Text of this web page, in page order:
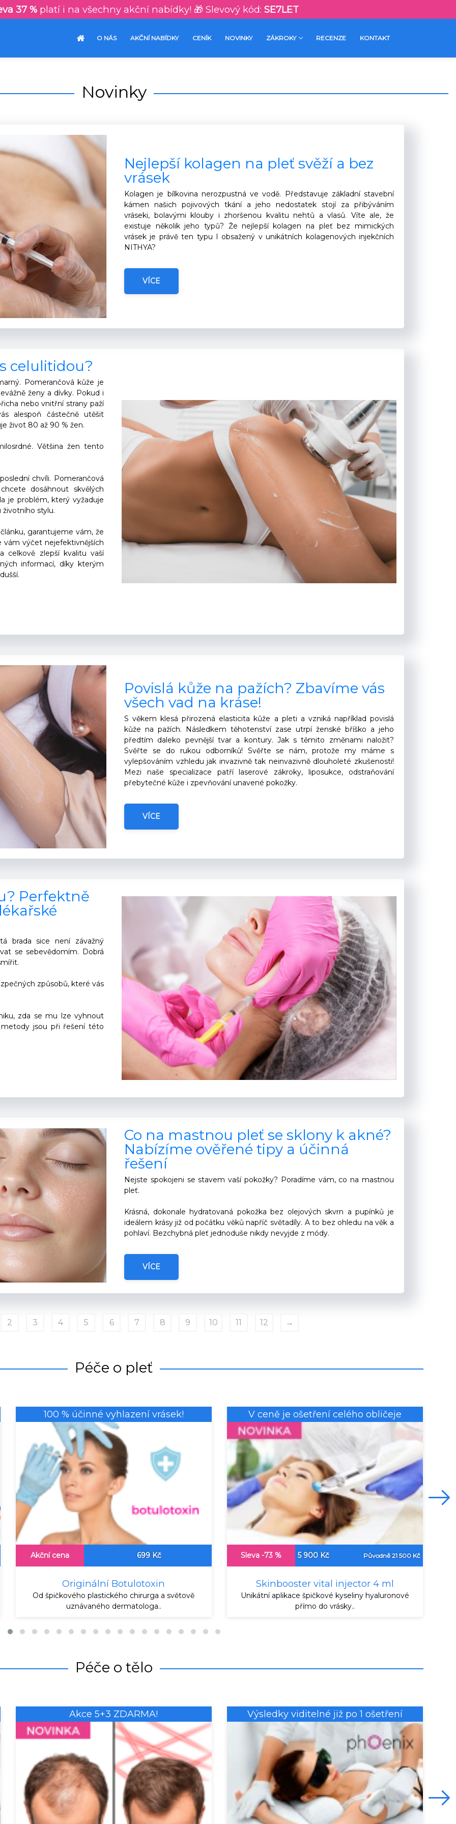
37 % platí i na všechny akční nabídky! 🎁 Slevový kód: SE7LET
O NÁS AKČNÍ NABÍDKY CENÍK NOVINKY ZÁKROKY RECENZE KONTAKT
Novinky
Nejlepší kolagen na pleť svěží a bez
vrásek
Kolagen je bílkovina nerozpustná ve vodě. Představuje základní stavební
kámen našich pojivových tkání a jeho nedostatek stojí za přibýváním
vráseki, bolavými klouby i zhoršenou kvalitu nehtů a vlasů. Víte ale, že
existuje několik jeho typů? Že nejlepší kolagen na pleť bez mimických
vrásek je právě ten typu I obsažený v unikátních kolagenových injekčních
NITHYA?
VÍCE
celulitidou?
Pomerančová kůže je
ženy a dívky. Pokud i
nebo vnitřní strany paží
alespoň částečně utěšit
život 80 až 90 % žen.
Většina žen tento
chvíli. Pomerančová
dosáhnout skvělých
je problém, který vyžaduje
stylu.
garantujeme vám, že
vám výčet nejefektivnějších
celkově zlepší kvalitu vaší
informací, díky kterým
Povislá kůže na pažích? Zbavíme vás
všech vad na kráse!
S věkem klesá přirozená elasticita kůže a pleti a vzniká například povislá
kůže na pažích. Následkem těhotenství zase utrpí ženské bříško a jeho
předtím daleko pevnější tvar a kontury. Jak s těmito změnami naložit?
Svěřte se do rukou odborníků! Svěřte se nám, protože my máme s
vylepšováním vzhledu jak invazivně tak neinvazivně dlouholeté zkušenosti!
Mezi naše specializace patří laserové zákroky, liposukce, odstraňování
přebytečné kůže i zpevňování unavené pokožky.
VÍCE
Perfektně
brada sice není závažný
se sebevědomím. Dobrá
způsobů, které vás
zda se mu lze vyhnout
jsou při řešení této
Co na mastnou pleť se sklony k akné?
Nabízíme ověřené tipy a účinná
řešení
Nejste spokojeni se stavem vaší pokožky? Poradíme vám, co na mastnou
pleť.
Krásná, dokonale hydratovaná pokožka bez olejových skvrn a pupínků je
ideálem krásy již od počátku věků napříč světadíly. A to bez ohledu na věk a
pohlaví. Bezchybná pleť jednoduše nikdy nevyjde z módy.
VÍCE
2 3 4 5 6 7 8 9 10 11 12 →
Péče o pleť
100 % účinné vyhlazení vrásek!
Akční cena 699 Kč
Originální Botulotoxin
Od špičkového plastického chirurga a světově
uznávaného dermatologa..
V ceně je ošetření celého obličeje
Sleva -73 % 5 900 Kč Původně 21 500 Kč
Skinbooster vital injector 4 ml
Unikátní aplikace špičkové kyseliny hyaluronové
přímo do vrásky..
Péče o tělo
Akce 5+3 ZDARMA! Výsledky viditelné již po 1 ošetření